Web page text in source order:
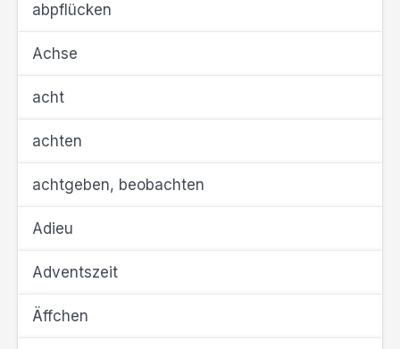
abpflücken
Achse
acht
achten
achtgeben, beobachten
Adieu
Adventszeit
Äffchen